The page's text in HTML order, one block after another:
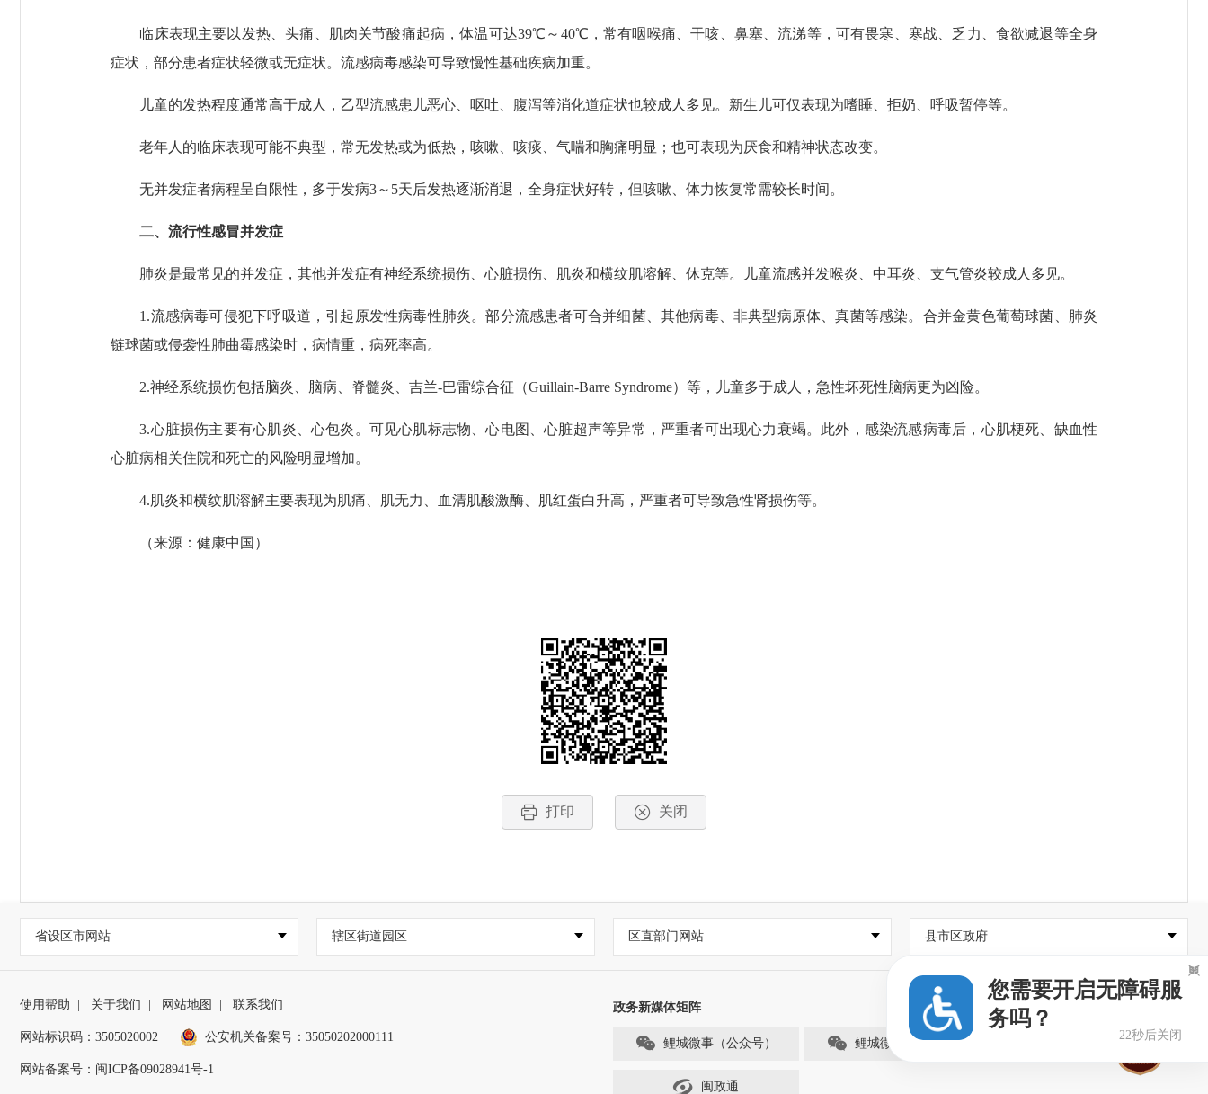
临床表现主要以发热、头痛、肌肉关节酸痛起病，体温可达39℃～40℃，常有咽喉痛、干咳、鼻塞、流涕等，可有畏寒、寒战、乏力、食欲减退等全身
症状，部分患者症状轻微或无症状。流感病毒感染可导致慢性基础疾病加重。
儿童的发热程度通常高于成人，乙型流感患儿恶心、呕吐、腹泻等消化道症状也较成人多见。新生儿可仅表现为嗜睡、拒奶、呼吸暂停等。
老年人的临床表现可能不典型，常无发热或为低热，咳嗽、咳痰、气喘和胸痛明显；也可表现为厌食和精神状态改变。
无并发症者病程呈自限性，多于发病3～5天后发热逐渐消退，全身症状好转，但咳嗽、体力恢复常需较长时间。
二、流行性感冒并发症
肺炎是最常见的并发症，其他并发症有神经系统损伤、心脏损伤、肌炎和横纹肌溶解、休克等。儿童流感并发喉炎、中耳炎、支气管炎较成人多见。
1.流感病毒可侵犯下呼吸道，引起原发性病毒性肺炎。部分流感患者可合并细菌、其他病毒、非典型病原体、真菌等感染。合并金黄色葡萄球菌、肺炎
链球菌或侵袭性肺曲霉感染时，病情重，病死率高。
2.神经系统损伤包括脑炎、脑病、脊髓炎、吉兰-巴雷综合征（Guillain-Barre Syndrome）等，儿童多于成人，急性坏死性脑病更为凶险。
3.心脏损伤主要有心肌炎、心包炎。可见心肌标志物、心电图、心脏超声等异常，严重者可出现心力衰竭。此外，感染流感病毒后，心肌梗死、缺血性
心脏病相关住院和死亡的风险明显增加。
4.肌炎和横纹肌溶解主要表现为肌痛、肌无力、血清肌酸激酶、肌红蛋白升高，严重者可导致急性肾损伤等。
（来源：健康中国）
打印 关闭
省设区市网站 辖区街道园区 区直部门网站 县市区政府
使用帮助 | 关于我们 | 网站地图 | 联系我们
网站标识码：3505020002 公安机关备案号：35050202000111
网站备案号：闽ICP备09028941号-1
政务新媒体矩阵
鲤城微事（公众号） 鲤城微事（视频号）
闽政通
您需要开启无障碍服
务吗？
22秒后关闭
